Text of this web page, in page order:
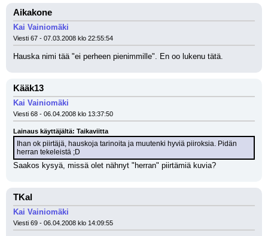
Aikakone
Kai Vainiomäki
Viesti 67 - 07.03.2008 klo 22:55:54
Hauska nimi tää "ei perheen pienimmille". En oo lukenu tätä.
Kääk13
Kai Vainiomäki
Viesti 68 - 06.04.2008 klo 13:37:50
Lainaus käyttäjältä: Taikaviitta
Ihan ok piirtäjä, hauskoja tarinoita ja muutenki hyviä piiroksia. Pidän
herran tekeleistä ;D
Saakos kysyä, missä olet nähnyt "herran" piirtämiä kuvia?
TKal
Kai Vainiomäki
Viesti 69 - 06.04.2008 klo 14:09:55